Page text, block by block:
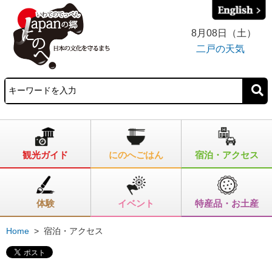
8月08日（土）
二戸の天気
観光ガイド にのへごはん 宿泊・アクセス
体験 イベント 特産品・お土産
Home > 宿泊・アクセス